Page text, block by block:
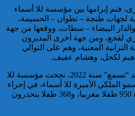
عنه
فتم إبرامها بين مؤسسة للا أسماء
لجهات طنجة – تطوان – الحسيمة،
البيضاء – سطات، ووقعها من جهة
لقجع، ومن جهة أخرى المديرون
المعنية، وهم على التوالي
لكحل، وهشام عفيف.
ومنذ إطلاق برنامجها الرائد “نسمع” سنة 2022، نجحت مؤسسة للا
الملكي الأميرة للا أسماء، في إجراء
عمليات زرع القوقعة لفائدة 950 طفلا مغربيا، و368 طفلا ينحدرون